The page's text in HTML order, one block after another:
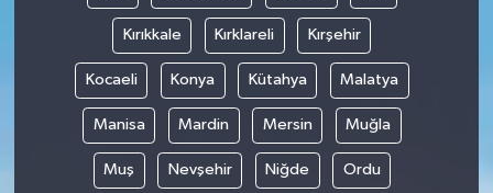
Kırıkkale Kırklareli Kırşehir
Kocaeli Konya Kütahya Malatya
Manisa Mardin Mersin Muğla
Muş Nevşehir Niğde Ordu